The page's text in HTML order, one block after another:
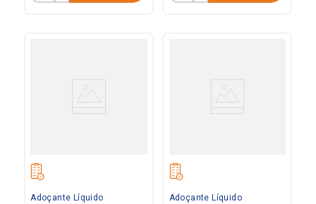
Adoçante Líquido
Adoçante Líquido